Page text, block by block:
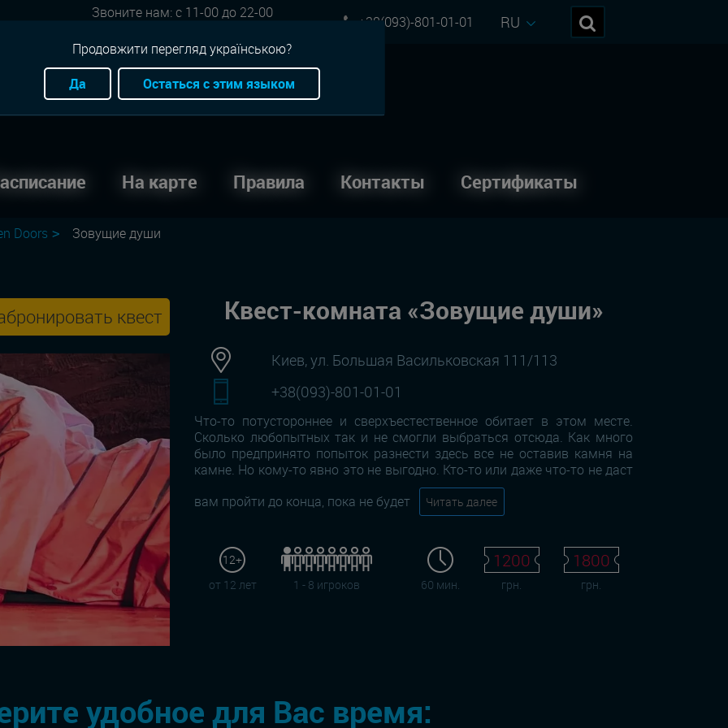
Звоните нам: с 11-00 до 22-00
+38(093)-801-01-01 RU
На карте Правила Контакты Сертификаты
Doors Зовущие души
квест Квест-комната «Зовущие души»
Киев, ул. Большая Васильковская 111/113
+38(093)-801-01-01
Что-то потустороннее и сверхъестественное обитает в этом месте.
Сколько любопытных так и не смогли выбраться отсюда. Как много
было предпринято попыток разнести здесь все не оставив камня на
камне. Но кому-то явно это не выгодно. Кто-то или даже что-то не даст
вам пройти до конца, пока не будет
Читать далее
12+
от 12 лет
1 - 8 игроков 60 мин.
1200
грн.
1800
грн.
удобное для Вас время:
Продовжити перегляд українською?
Да
Остаться с этим языком